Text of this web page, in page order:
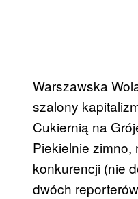
Warszawska
szalony
Cukiernią na
Piekielnie
konkurencji (nie
dwóch